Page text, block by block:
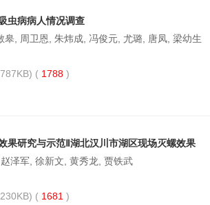
虫病病人情况调查
皋, 周卫恩, 朱炜成, 冯俊元, 尤璐, 唐凤, 梁幼生
( 1788 )
果研究与示范Ⅱ湖北汉川市湖区现场灭螺效果
泽军, 徐新文, 黄秀龙, 贾铁武
( 1681 )